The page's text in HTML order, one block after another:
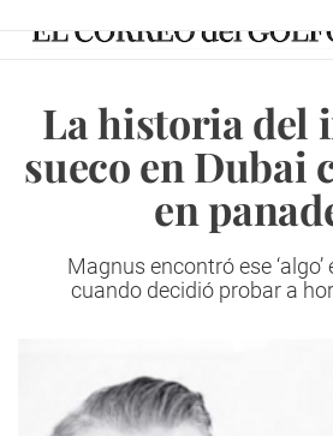
La historia del
sueco en Dubai
en
Magnus encontró ese
cuando decidió probar a